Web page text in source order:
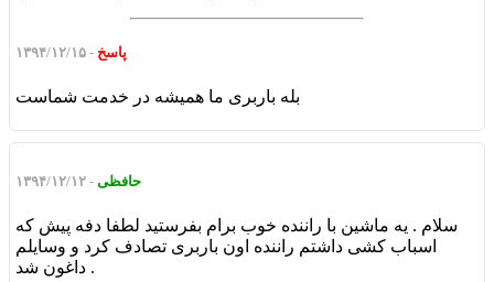
پاسخ - ۱۳۹۴/۱۲/۱۵
بله باربری ما همیشه در خدمت شماست
حافظی - ۱۳۹۴/۱۲/۱۲
سلام . یه ماشین با راننده خوب برام بفرستید لطفا دفه پیش که
اسباب کشی داشتم راننده اون باربری تصادف کرد و وسایلم
داغون شد .